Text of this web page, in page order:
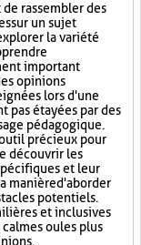
rassembler des
sur un sujet
la variété
important
opinions
lors d'une
pas étayées par des
pédagogique.
précieux pour
découvrir les
et leur
manière d'aborder
potentiels.
et inclusives
ou les plus